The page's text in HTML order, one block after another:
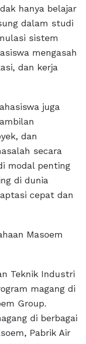
hanya belajar
dalam studi
sistem
mengasah
dan kerja
juga
dan
secara
modal penting
di dunia
cepat dan
Masoem
Teknik Industri
magang di
Group.
di berbagai
Pabrik Air